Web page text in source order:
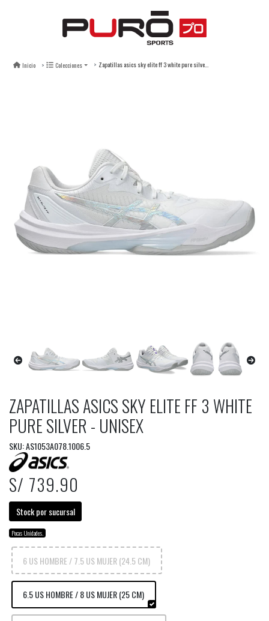
Inicio Colecciones Zapatillas asics sky elite ff 3 white pure silver - unisex
ZAPATILLAS ASICS SKY ELITE FF 3 WHITE
PURE SILVER - UNISEX
SKU: AS1053A078.1006.5
S/ 739.90
Stock por sucursal
Pocas Unidades.
6 US HOMBRE / 7.5 US MUJER (24.5 CM)
6.5 US HOMBRE / 8 US MUJER (25 CM)